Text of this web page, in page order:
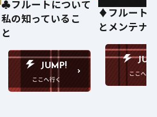
♣️フルートについて
私の知っているこ
と
JUMP!
♦️フルート
とメンテナ